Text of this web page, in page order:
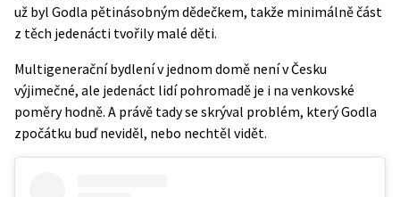
už byl Godla pětinásobným dědečkem, takže minimálně část
z těch jedenácti tvořily malé děti.
Multigenerační bydlení v jednom domě není v Česku
výjimečné, ale jedenáct lidí pohromadě je i na venkovské
poměry hodně. A právě tady se skrýval problém, který Godla
zpočátku buď neviděl, nebo nechtěl vidět.